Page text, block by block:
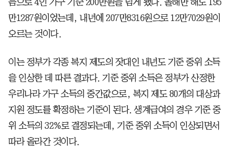
음으로 4인 가구 기준 200만원을 넘게 됐다. 올해만 해도 195
만1287원이었는데, 내년에 207만8316원으로 12만7029원이
오르는 것이다.
이는 정부가 각종 복지 제도의 잣대인 내년도 기준 중위 소득
을 인상한 데 따른 결과다. 기준 중위 소득은 정부가 산정한
우리나라 가구 소득의 중간값으로, 복지 제도 80개의 대상과
지원 정도를 확정하는 기준이 된다. 생계급여의 경우 기준 중
위 소득의 32%로 결정되는데, 기준 중위 소득이 인상되면서
따라 올라간 것이다.